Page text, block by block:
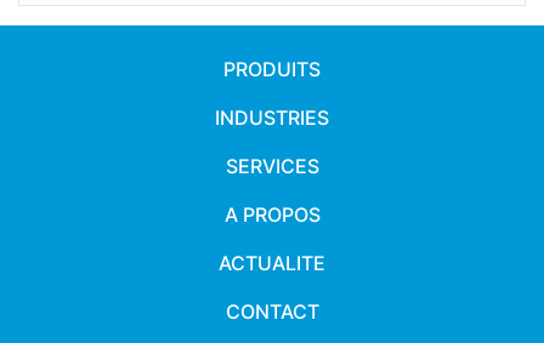
PRODUITS
INDUSTRIES
SERVICES
A PROPOS
ACTUALITE
CONTACT